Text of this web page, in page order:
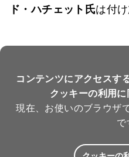
ド・ハチェット氏は付け
コンテンツにアクセスす
クッキーの利用に
現在、お使いのブラウザ
で